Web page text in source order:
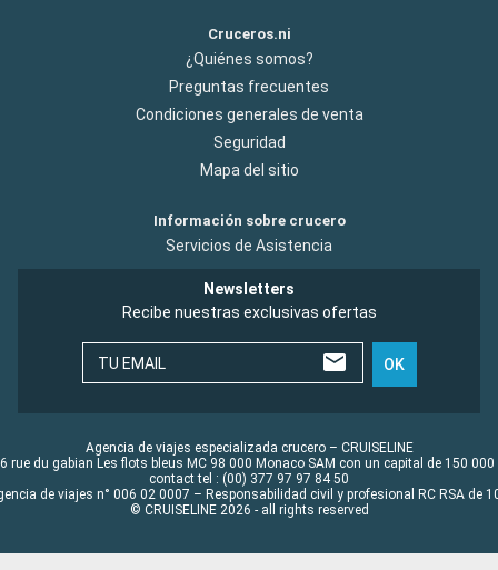
Cruceros.ni
¿Quiénes somos?
Preguntas frecuentes
Condiciones generales de venta
Seguridad
Mapa del sitio
Información sobre crucero
Servicios de Asistencia
Newsletters
Recibe nuestras exclusivas ofertas
TU EMAIL OK
Agencia de viajes especializada crucero – CRUISELINE
rue du gabian Les flots bleus MC 98 000 Monaco SAM con un capital de 150 000
contact tel : (00) 377 97 97 84 50
de viajes n° 006 02 0007 – Responsabilidad civil y profesional RC RSA de
© CRUISELINE 2026 - all rights reserved